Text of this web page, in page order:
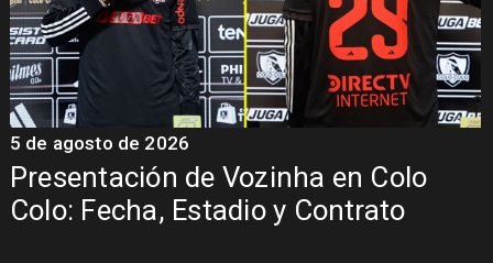
Presentación de Vozinha en Colo
Colo: Fecha, Estadio y Contrato
5 de agosto de 2026